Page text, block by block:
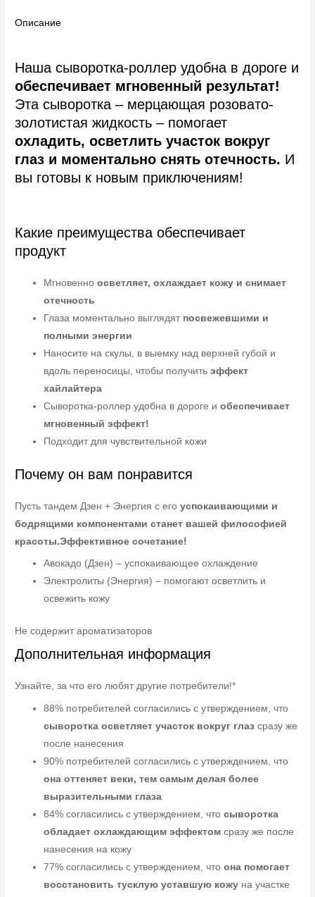
Описание
Наша сыворотка-роллер удобна в дороге и
обеспечивает мгновенный результат!
Эта сыворотка – мерцающая розовато-
золотистая жидкость – помогает
охладить, осветлить участок вокруг
глаз и моментально снять отечность. И
вы готовы к новым приключениям!
Какие преимущества обеспечивает
продукт
Мгновенноосветляет, охлаждает кожу и снимает
отечность
Глаза моментально выглядят посвежевшими и
полными энергии
Наносите на скулы, в выемку над верхней губой и
вдоль переносицы, чтобы получитьэффект
хайлайтера
Сыворотка-роллер удобна в дороге иобеспечивает
мгновенный эффект!
Подходит для чувствительной кожи
Почему он вам понравится
Пусть тандем Дзен + Энергия с егоуспокаивающими и
бодрящими компонентами станет вашей философией
красоты.Эффективное сочетание!
Авокадо (Дзен) – успокаивающее охлаждение
Электролиты (Энергия) – помогают осветлить и
освежить кожу
Не содержит ароматизаторов
Дополнительная информация
Узнайте, за что его любят другие потребители!*
88% потребителей согласились с утверждением, что
сыворотка осветляет участок вокруг глаз сразу же
после нанесения
90% потребителей согласились с утверждением, что
она оттеняет веки, тем самым делая более
выразительными глаза
84% согласились с утверждением, чтосыворотка
обладает охлаждающим эффектом сразу же после
нанесения на кожу
77% согласились с утверждением, чтоона помогает
восстановить тусклую уставшую кожу на участке